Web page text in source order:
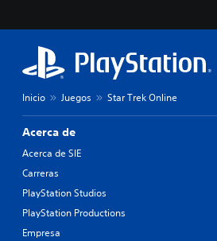
Inicio Juegos Star Trek Online
Acerca de
Acerca de SIE
Carreras
PlayStation Studios
PlayStation Productions
Empresa